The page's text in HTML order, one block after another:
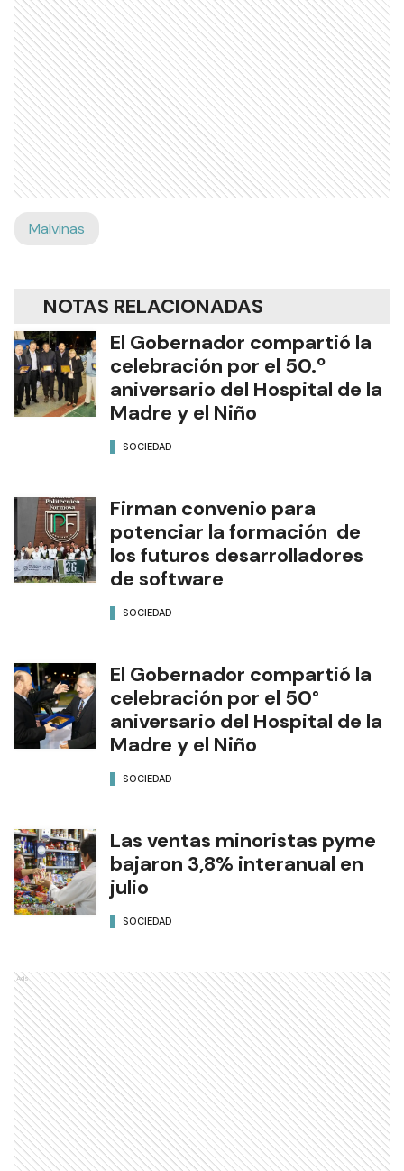
Malvinas
NOTAS RELACIONADAS
El Gobernador compartió la
celebración por el 50.º
aniversario del Hospital de la
Madre y el Niño
SOCIEDAD
Firman convenio para
potenciar la formación de
los futuros desarrolladores
de software
SOCIEDAD
El Gobernador compartió la
celebración por el 50°
aniversario del Hospital de la
Madre y el Niño
SOCIEDAD
Las ventas minoristas pyme
bajaron 3,8% interanual en
julio
SOCIEDAD
Ads